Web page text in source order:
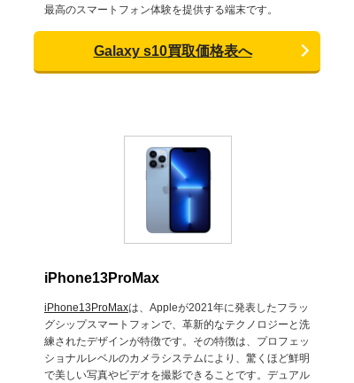
最高のスマートフォン体験を提供する端末です。
Galaxy s10買取価格表へ
iPhone13ProMax
iPhone13ProMaxは、Appleが2021年に発表したフラッ
グシップスマートフォンで、革新的なテクノロジーと洗
練されたデザインが特徴です。その特徴は、プロフェッ
ショナルレベルのカメラシステムにより、驚くほど鮮明
で美しい写真やビデオを撮影できることです。デュアル